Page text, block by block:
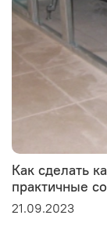
Как сделать
практичные
21.09.2023